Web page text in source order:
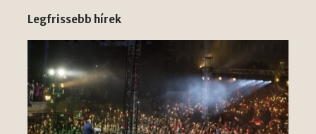
Legfrissebb hírek